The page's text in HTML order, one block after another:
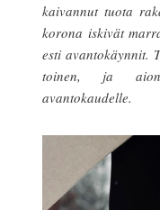
kaivannut tuota
korona iskivät
esti avantokäynnit.
toinen, ja aion
avantokaudelle.